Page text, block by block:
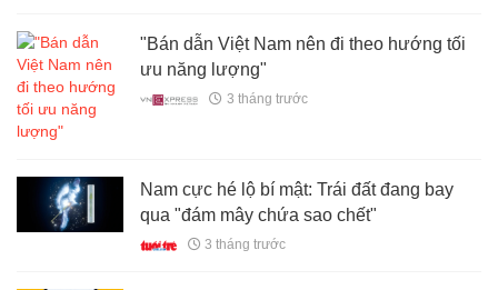
"Bán dẫn Việt Nam nên đi theo hướng tối
ưu năng lượng"
3 tháng trước
Nam cực hé lộ bí mật: Trái đất đang bay
qua "đám mây chứa sao chết"
3 tháng trước